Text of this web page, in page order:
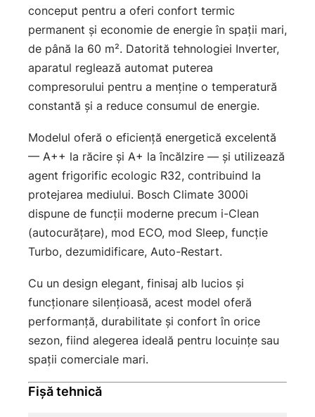
conceput pentru a oferi confort termic
permanent și economie de energie în spații mari,
de până la 60 m². Datorită tehnologiei Inverter,
aparatul reglează automat puterea
compresorului pentru a menține o temperatură
constantă și a reduce consumul de energie.
Modelul oferă o eficiență energetică excelentă
— A++ la răcire și A+ la încălzire — și utilizează
agent frigorific ecologic R32, contribuind la
protejarea mediului. Bosch Climate 3000i
dispune de funcții moderne precum i-Clean
(autocurățare), mod ECO, mod Sleep, funcție
Turbo, dezumidificare, Auto-Restart.
Cu un design elegant, finisaj alb lucios și
funcționare silențioasă, acest model oferă
performanță, durabilitate și confort în orice
sezon, fiind alegerea ideală pentru locuințe sau
spații comerciale mari.
Fișă tehnică